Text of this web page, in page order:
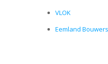
VLOK
Eemland Bouwers